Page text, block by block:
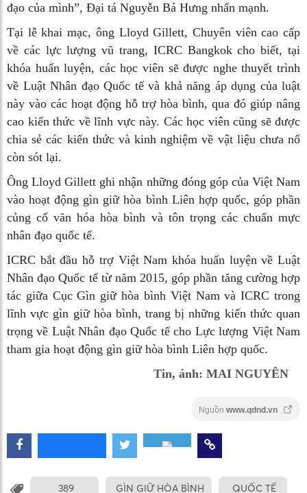
đạo của mình”, Đại tá Nguyễn Bá Hưng nhấn mạnh.
Tại lễ khai mạc, ông Lloyd Gillett, Chuyên viên cao cấp
về các lực lượng vũ trang, ICRC Bangkok cho biết, tại
khóa huấn luyện, các học viên sẽ được nghe thuyết trình
về Luật Nhân đạo Quốc tế và khả năng áp dụng của luật
này vào các hoạt động hỗ trợ hòa bình, qua đó giúp nâng
cao kiến thức về lĩnh vực này. Các học viên cũng sẽ được
chia sẻ các kiến thức và kinh nghiệm về vật liệu chưa nổ
còn sót lại.
Ông Lloyd Gillett ghi nhận những đóng góp của Việt Nam
vào hoạt động gìn giữ hòa bình Liên hợp quốc, góp phần
củng cố văn hóa hòa bình và tôn trọng các chuẩn mực
nhân đạo quốc tế.
ICRC bắt đầu hỗ trợ Việt Nam khóa huấn luyện về Luật
Nhân đạo Quốc tế từ năm 2015, góp phần tăng cường hợp
tác giữa Cục Gìn giữ hòa bình Việt Nam và ICRC trong
lĩnh vực gìn giữ hòa bình, trang bị những kiến thức quan
trọng về Luật Nhân đạo Quốc tế cho Lực lượng Việt Nam
tham gia hoạt động gìn giữ hòa bình Liên hợp quốc.
Tin, ảnh: MAI NGUYÊN
Nguồn www.qdnd.vn
389 GÌN GIỮ HÒA BÌNH QUỐC TẾ